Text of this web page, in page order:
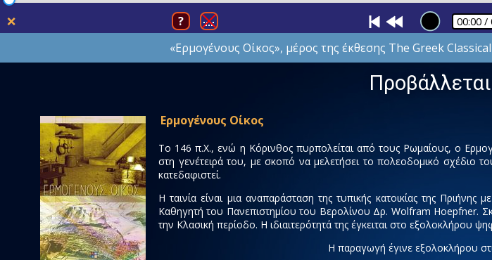
❌ ? 00:00 /
«Ερμογένους Οίκος», μέρος της έκθεσης The Greek
Ερμογένους Οίκος
Το 146 π.Χ., ενώ η Κόρινθος πυρπολείται από τους Ρωμαίους, ο
στη γενέτειρά του, με σκοπό να μελετήσει το πολεοδομικό σχέδιο
κατεδαφιστεί.
Η ταινία είναι μια αναπαράσταση της τυπικής κατοικίας της
Καθηγητή του Πανεπιστημίου του Βερολίνου Δρ. Wolfram Hoepfner.
την Κλασική περίοδο. Η ιδιαιτερότητά της έγκειται στο εξολοκλήρου
Η παραγωγή έγινε εξολοκλήρου